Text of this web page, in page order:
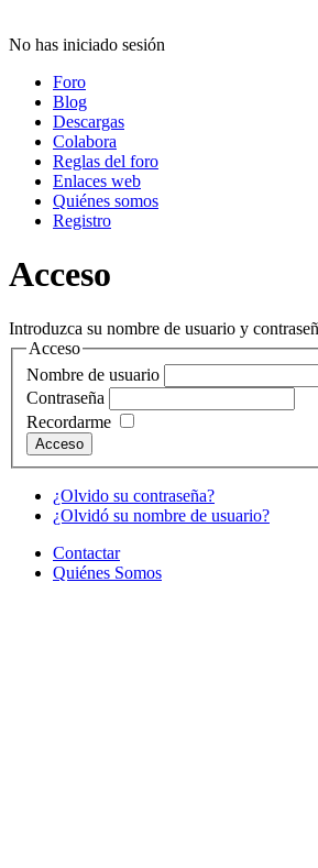
No has iniciado sesión
Foro
Blog
Descargas
Colabora
Reglas del foro
Enlaces web
Quiénes somos
Registro
Acceso
Introduzca su nombre de usuario y
Acceso
Nombre de usuario
Contraseña
Recordarme
¿Olvido su contraseña?
¿Olvidó su nombre de usuario?
Contactar
Quiénes Somos